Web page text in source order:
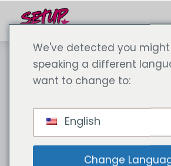
We've detected you
speaking a different
want to change to:
English
Change